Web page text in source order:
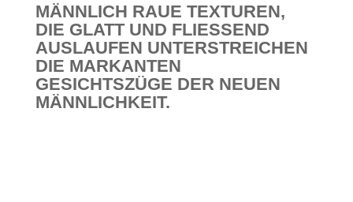
MÄNNLICH RAUE TEXTUREN,
DIE GLATT UND FLIESSEND A
USLAUFEN UNTERSTREICHEN D
IE MARKANTEN G
ESICHTSZÜGE DER NEUEN M
ÄNNLICHKEIT.